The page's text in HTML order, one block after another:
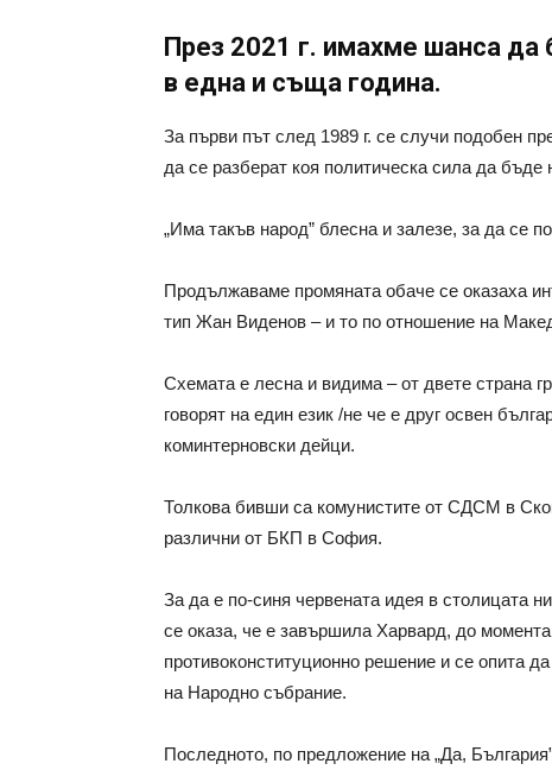
През 2021 г. имахме шанса да
в една и съща година.
За първи път след 1989 г. се случи подобен
да се разберат коя политическа сила да
„Има такъв народ” блесна и залезе, за да се
Продължаваме промяната обаче се оказаха
тип Жан Виденов – и то по отношение на
Схемата е лесна и видима – от двете страна
говорят на един език /не че е друг освен
коминтерновски дейци.
Толкова бивши са комунистите от СДСМ в
различни от БКП в София.
За да е по-синя червената идея в столицата
се оказа, че е завършила Харвард, до
противоконституционно решение и се опита
на Народно събрание.
Последното, по предложение на „Да,